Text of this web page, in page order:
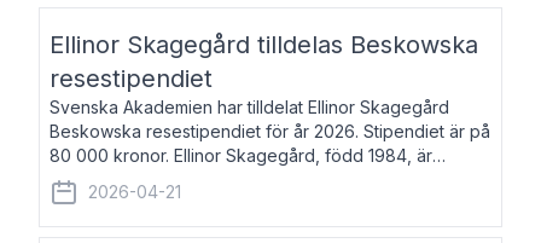
Ellinor Skagegård tilldelas Beskowska
resestipendiet
Svenska Akademien har tilldelat Ellinor Skagegård
Beskowska resestipendiet för år 2026. Stipendiet är på
80 000 kronor. Ellinor Skagegård, född 1984, är
författare, journalist och musiker. Hon skriver
återkommande för Svenska Dagbladet, Ups
2026-04-21